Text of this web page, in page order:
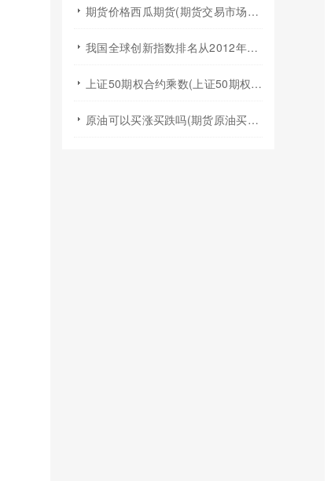
期货价格西瓜期货(期货交易市场价格)
我国全球创新指数排名从2012年的(我国全球创新指数排名不断跃升得益于什么)
上证50期权合约乘数(上证50期权t0)
原油可以买涨买跌吗(期货原油买涨买跌)